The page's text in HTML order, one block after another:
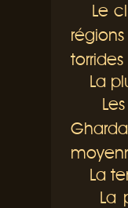
Le
La
Les
La
La